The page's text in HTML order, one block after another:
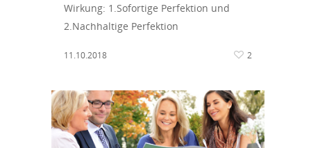
Wirkung: 1.Sofortige Perfektion und
2.Nachhaltige Perfektion
11.10.2018 2